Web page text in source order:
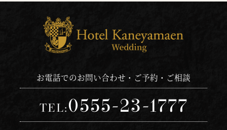
お電話でのお問い合わせ・ご予約・ご相談
TEL:0555-23-1777